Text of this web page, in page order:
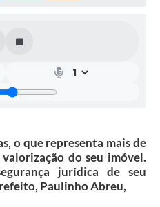
o que representa mais de
do seu imóvel.
jurídica de seu
Paulinho Abreu,